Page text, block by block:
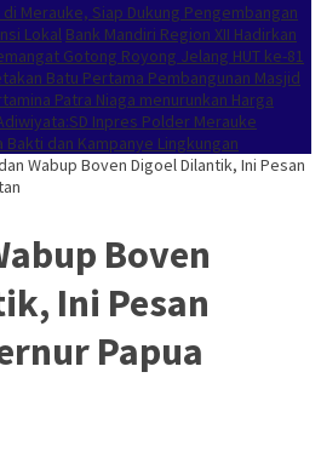
Merauke, Siap Dukung Pengembangan
Lokal Bank Mandiri Region XII Hadirkan
Gotong Royong Jelang HUT ke-81
Batu Pertama Pembangunan Masjid
Patra Niaga menurunkan Harga
Inpres Polder Merauke
Bakti dan Kampanye Lingkungan
Wabup Boven Digoel Dilantik, Ini Pesan
Boven
Ini Pesan
Papua